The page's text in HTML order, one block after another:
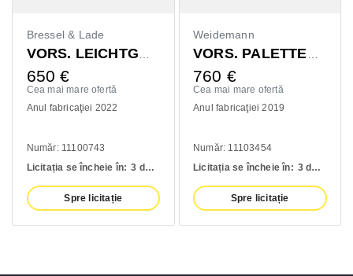
Bressel & Lade
VORS. LEICHTGUTSCHAUFEL 1400MM
650 €
Cea mai mare ofertă
Anul fabricaţiei 2022
Număr: 11100743
Licitația se încheie în: 3 days
Spre licitație
Weidemann
VORS. PALETTENGABEL 1200MM
760 €
Cea mai mare ofertă
Anul fabricaţiei 2019
Număr: 11103454
Licitația se încheie în: 3 days
Spre licitație